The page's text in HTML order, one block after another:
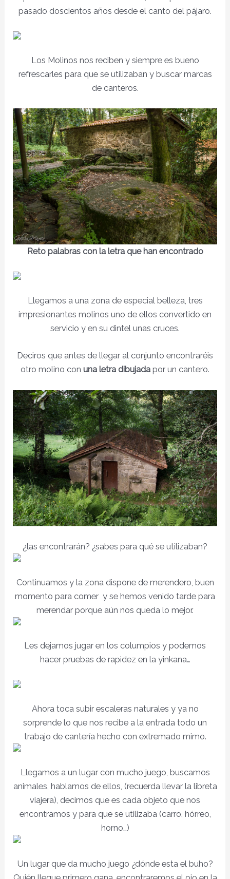
pasado doscientos años desde el canto del pájaro.
Los Molinos nos reciben y siempre es bueno
refrescarles para que se utilizaban y buscar marcas
de canteros.
Reto palabras con la letra que han encontrado
Llegamos a una zona de especial belleza, tres
impresionantes molinos uno de ellos convertido en
servicio y en su dintel unas cruces.
Deciros que antes de llegar al conjunto encontraréis
otro molino con una letra dibujada por un cantero.
¿las encontrarán? ¿sabes para qué se utilizaban?
Continuamos y la zona dispone de merendero, buen
momento para comer y se hemos venido tarde para
merendar porque aún nos queda lo mejor.
Les dejamos jugar en los columpios y podemos
hacer pruebas de rapidez en la yinkana…
Ahora toca subir escaleras naturales y ya no
sorprende lo que nos recibe a la entrada todo un
trabajo de cantería hecho con extremado mimo.
Llegamos a un lugar con mucho juego, buscamos
animales, hablamos de ellos, (recuerda llevar la libreta
viajera), decimos que es cada objeto que nos
encontramos y para que se utilizaba (carro, hórreo,
horno…)
Un lugar que da mucho juego ¿dónde esta el buho?